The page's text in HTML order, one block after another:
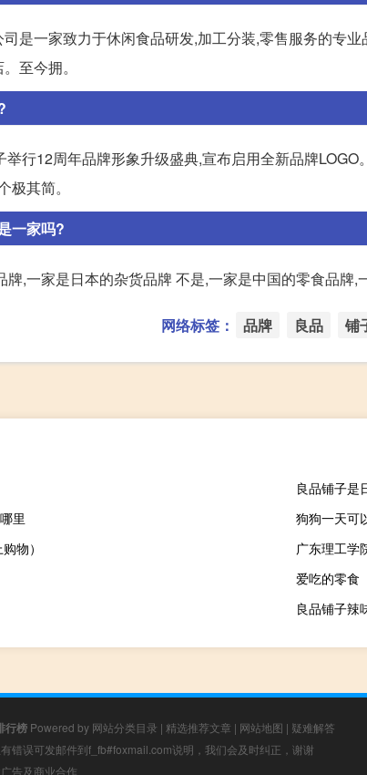
是一家致力于休闲食品研发,加工分装,零售服务的专
至今拥。
行12周年品牌形象升级盛典,宣布启用全新品牌
极其简。
一家吗?
牌,一家是日本的杂货品牌 不是,一家是中国的零食品牌,
网络标签： 品牌 良品 铺
良品铺子是
里
狗狗一天可
物）
广东理工学
爱吃的零食
良品铺子辣
行榜 Powered by 网站分类目录 | 精选推荐文章 | 网站地图 | 疑难解答
错误可发邮件到f_fb#foxmail.com说明，我们会及时纠正，谢谢
告及商业合作